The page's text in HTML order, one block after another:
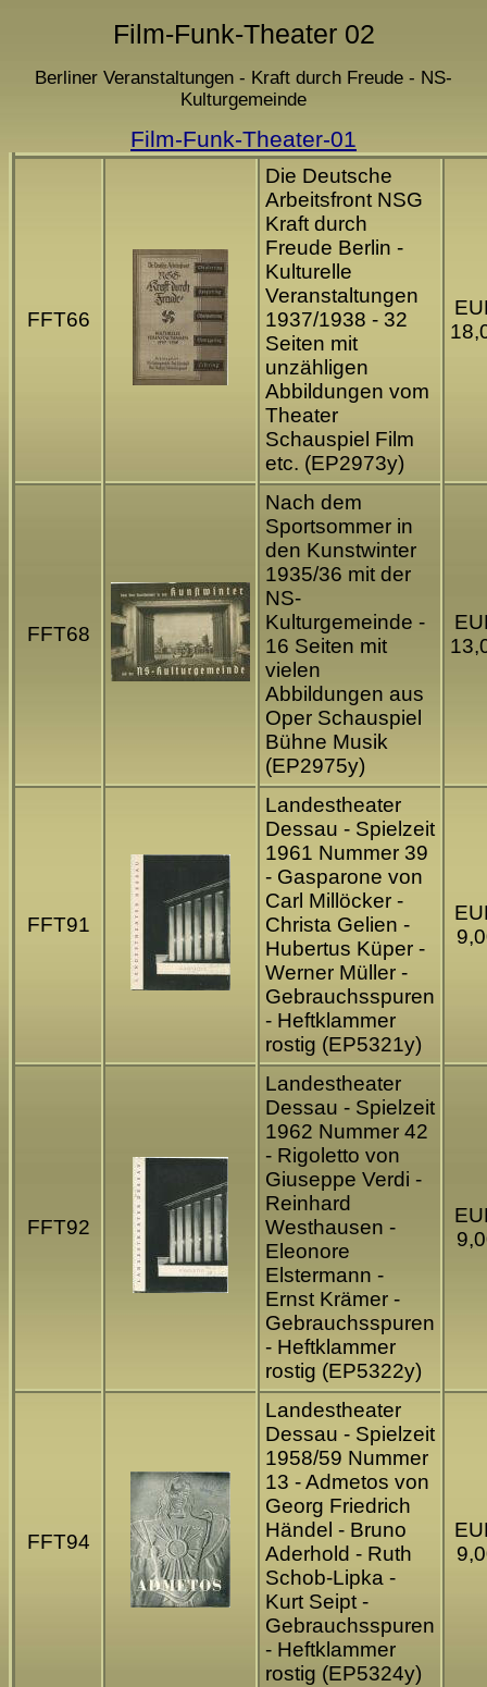
Film-Funk-Theater 02
Berliner Veranstaltungen - Kraft durch Freude - NS-
Kulturgemeinde
Film-Funk-Theater-01
FFT66
Die Deutsche
Arbeitsfront NSG
Kraft durch
Freude Berlin -
Kulturelle
Veranstaltungen
1937/1938 - 32
Seiten mit
unzähligen
Abbildungen vom
Theater
Schauspiel Film
etc. (EP2973y)
FFT68
Nach dem
Sportsommer in
den Kunstwinter
1935/36 mit der
NS-
Kulturgemeinde -
16 Seiten mit
vielen
Abbildungen aus
Oper Schauspiel
Bühne Musik
(EP2975y)
FFT91
Landestheater
Dessau - Spielzeit
1961 Nummer 39
- Gasparone von
Carl Millöcker -
Christa Gelien -
Hubertus Küper -
Werner Müller -
Gebrauchsspuren
- Heftklammer
rostig (EP5321y)
FFT92
Landestheater
Dessau - Spielzeit
1962 Nummer 42
- Rigoletto von
Giuseppe Verdi -
Reinhard
Westhausen -
Eleonore
Elstermann -
Ernst Krämer -
Gebrauchsspuren
- Heftklammer
rostig (EP5322y)
FFT94
Landestheater
Dessau - Spielzeit
1958/59 Nummer
13 - Admetos von
Georg Friedrich
Händel - Bruno
Aderhold - Ruth
Schob-Lipka -
Kurt Seipt -
Gebrauchsspuren
- Heftklammer
rostig (EP5324y)